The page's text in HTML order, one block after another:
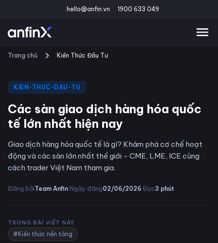
hello@anfin.vn 1900 633 049
Trang chủ Kiến Thức Đầu Tư
KIEN-THUC-DAU-TU
Các sàn giao dịch hàng hóa quốc
tế lớn nhất hiện nay
Giao dịch hàng hóa quốc tế là gì? Khám phá cơ chế hoạt
động và các sàn lớn nhất thế giới - CME, LME, ICE cùng
cách trader Việt Nam tham gia.
Đăng bởiTeam Anfin·Ngày đăng02/06/2026·Đọc3 phút
TRONG BÀI VIẾT NÀY
#Kiến thức nền tảng